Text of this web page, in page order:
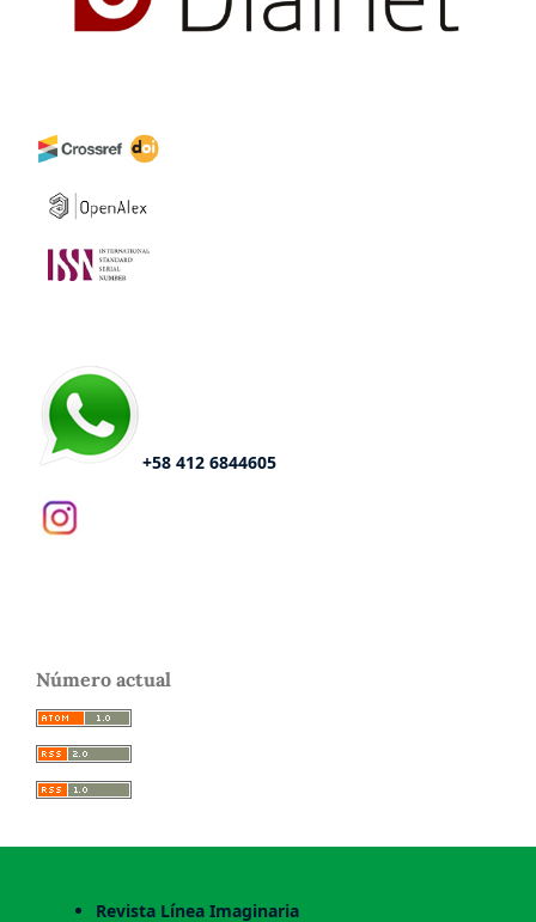
+58 412 6844605
Número actual
Revista Línea Imaginaria